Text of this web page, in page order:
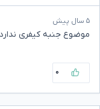
۵ سال پیش
موضوع جنبه کیفری
۰